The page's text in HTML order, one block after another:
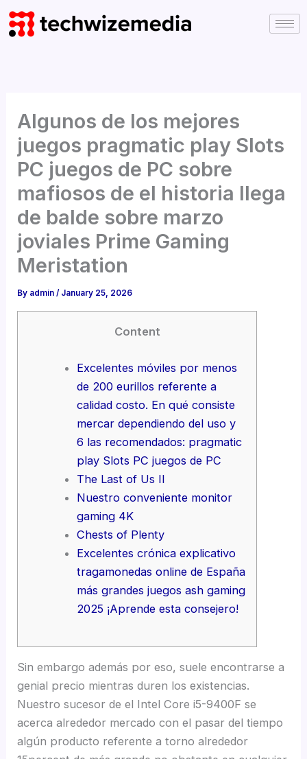
Skip
to
Algunos de los mejores
juegos pragmatic play Slots
PC juegos de PC sobre
mafiosos de el historia llega
de balde sobre marzo
joviales Prime Gaming
Meristation
By admin/ January 25, 2026
Content
Excelentes móviles por menos
de 200 eurillos referente a
calidad costo. En qué consiste
mercar dependiendo del uso y
6 las recomendados: pragmatic
play Slots PC juegos de PC
The Last of Us II
Nuestro conveniente monitor
gaming 4K
Chests of Plenty
Excelentes crónica explicativo
tragamonedas online de España
más grandes juegos ash gaming
2025 ¡Aprende esta consejero!
Sin embargo además por eso, suele encontrarse a
genial precio mientras duren los existencias.
Nuestro sucesor de el Intel Core i5-9400F se
acerca alrededor mercado con el pasar del tiempo
algún producto referente a torno alrededor